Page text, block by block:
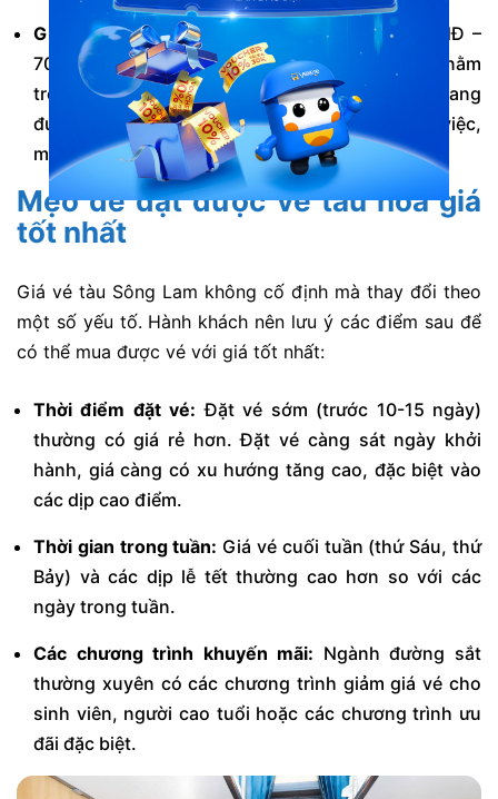
Giường nằm khoang 4 VIP:
Giá từ 550.000 VNĐ –
700.000 VNĐ. Đây là hạng vé cao cấp nhất, nằm
trong toa xe sang trọng được ốp gỗ. Mỗi khoang
được trang bị đầy đủ tiện nghi như TV, bàn làm việc,
mang lại cảm giác thoải mái như ở nhà.
Mẹo để đặt được vé tàu hoả giá
tốt nhất
Giá vé tàu Sông Lam không cố định mà thay đổi theo
một số yếu tố. Hành khách nên lưu ý các điểm sau để
có thể mua được vé với giá tốt nhất:
Thời điểm đặt vé: Đặt vé sớm (trước 10-15 ngày)
thường có giá rẻ hơn. Đặt vé càng sát ngày khởi
hành, giá càng có xu hướng tăng cao, đặc biệt vào
các dịp cao điểm.
Thời gian trong tuần: Giá vé cuối tuần (thứ Sáu, thứ
Bảy) và các dịp lễ tết thường cao hơn so với các
ngày trong tuần.
Các chương trình khuyến mãi: Ngành đường sắt
thường xuyên có các chương trình giảm giá vé cho
sinh viên, người cao tuổi hoặc các chương trình ưu
đãi đặc biệt.